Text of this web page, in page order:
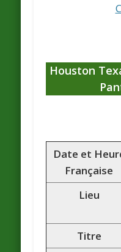
Houston
Date et
Française
Lieu
Titre